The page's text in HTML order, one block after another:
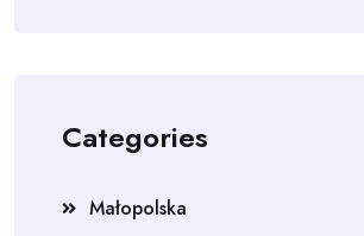
Categories
Małopolska